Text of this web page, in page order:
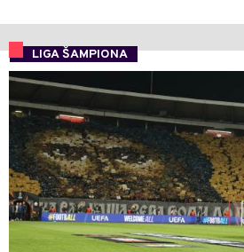
LIGA ŠAMPIONA